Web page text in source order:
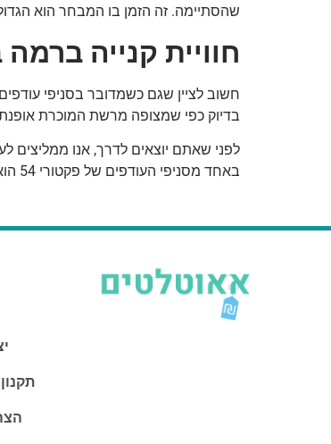
שהסתיימה. זה הזמן בו המבחר הוא
חוויית קנייה
חשוב לציין שגם כשמדובר בסניפי
בדיוק כפי שמצופה מרשת המוכרת אופנת
לפני שאתם יוצאים לדרך, אנו ממליצים
באחד מסניפי העודפים של פקטורי 54 הוא הזדמנות מעולה לרענן את המלתחה עם מותגים בינלאומיים מובילים, וליהנות מחוויית קנייה חכמה ומשתלמת.